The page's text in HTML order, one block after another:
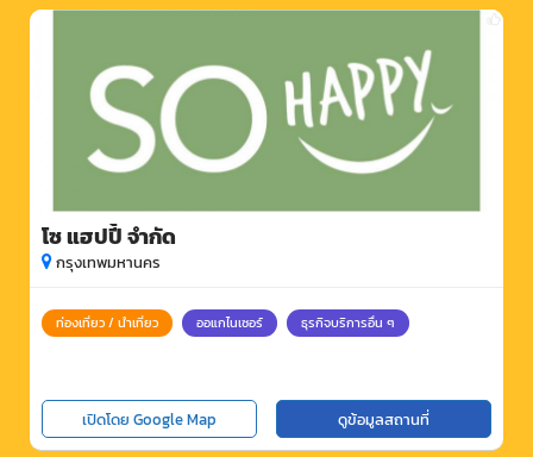
โซ แฮปปี้ จำกัด
กรุงเทพมหานคร
ท่องเที่ยว / นำเที่ยว ออแกไนเซอร์ ธุรกิจบริการอื่น ๆ
เปิดโดย Google Map ดูข้อมูลสถานที่